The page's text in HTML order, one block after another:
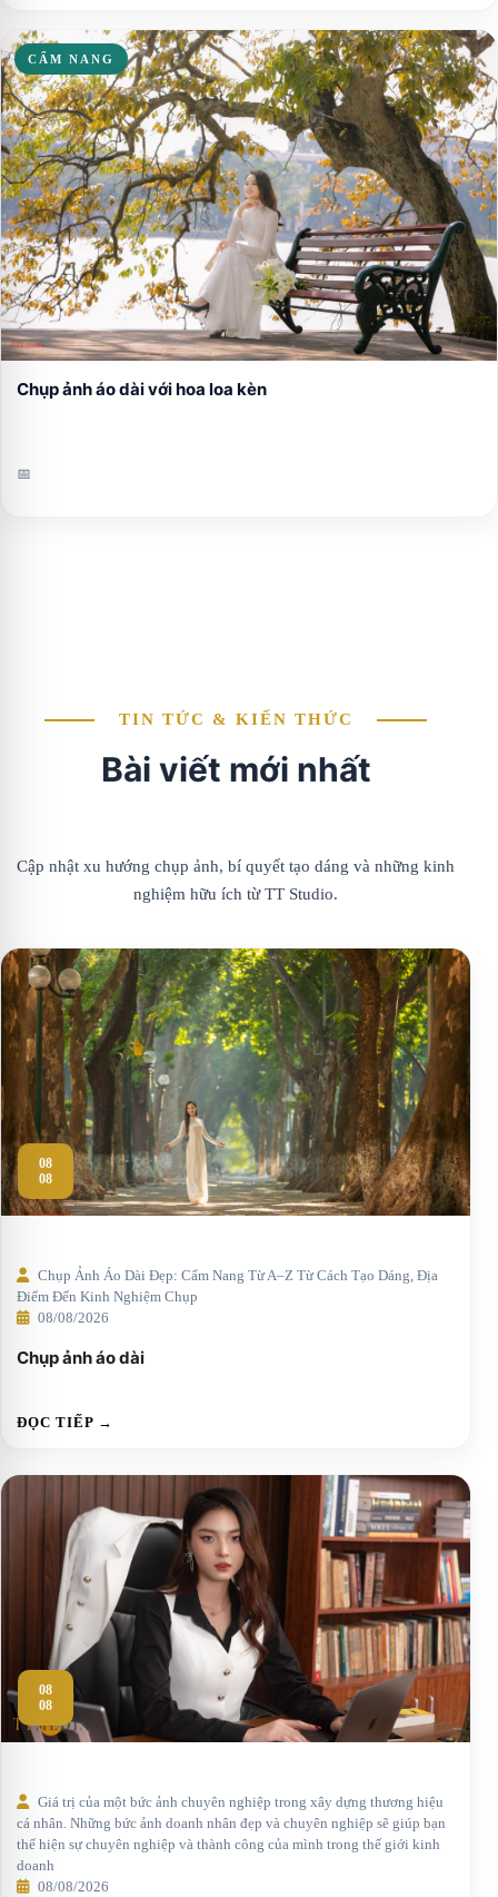
CẨM NANG
Chụp ảnh áo dài với hoa loa kèn
📅
TIN TỨC & KIẾN THỨC
Bài viết mới nhất
Cập nhật xu hướng chụp ảnh, bí quyết tạo dáng và những kinh
nghiệm hữu ích từ TT Studio.
08
08
Chụp Ảnh Áo Dài Đẹp: Cẩm Nang Từ A–Z Từ Cách Tạo Dáng, Địa
Điểm Đến Kinh Nghiệm Chụp
08/08/2026
Chụp ảnh áo dài
ĐỌC TIẾP →
08
08
Giá trị của một bức ảnh chuyên nghiệp trong xây dựng thương hiệu
cá nhân. Những bức ảnh doanh nhân đẹp và chuyên nghiệp sẽ giúp bạn
thể hiện sự chuyên nghiệp và thành công của mình trong thế giới kinh
doanh
08/08/2026